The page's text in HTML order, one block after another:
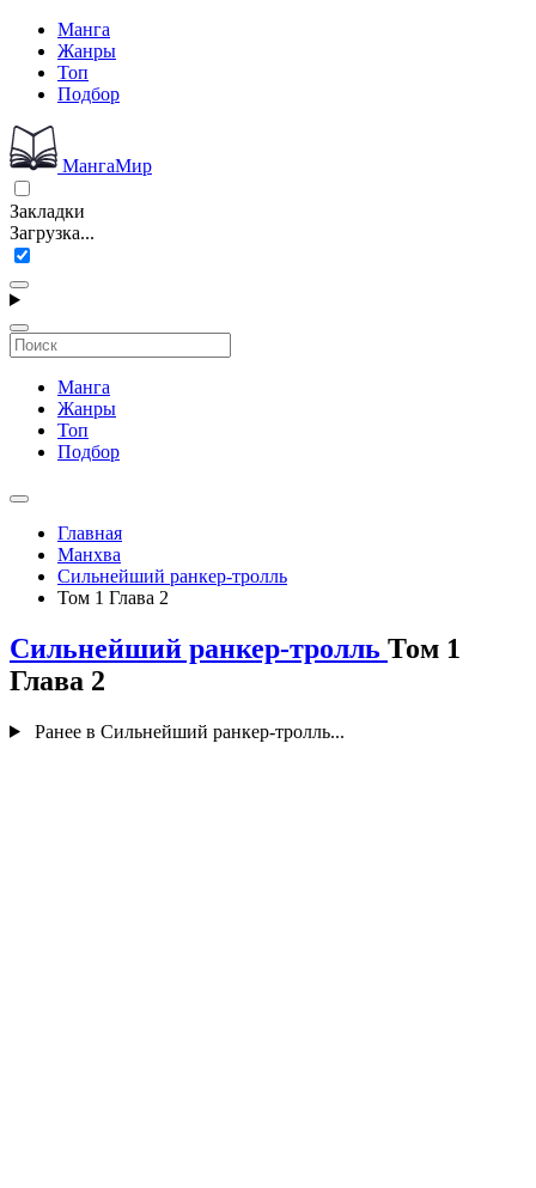
Манга
Жанры
Топ
Подбор
МангаМир
Закладки
Загрузка...
Манга
Жанры
Топ
Подбор
Главная
Манхва
Сильнейший ранкер-тролль
Том 1 Глава 2
Сильнейший ранкер-тролль Том 1
Глава 2
Ранее в Сильнейший ранкер-тролль...